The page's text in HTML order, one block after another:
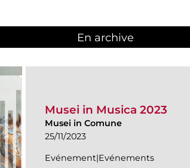
En archive
Musei in Musica 2023
Musei in Comune
25/11/2023
Evénement|Evénements